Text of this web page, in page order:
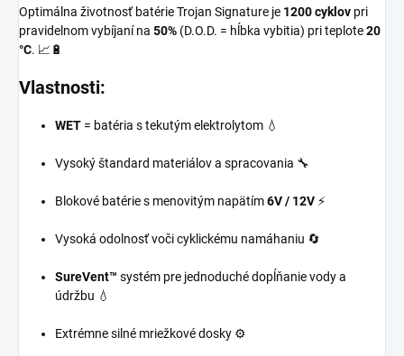
Optimálna životnosť batérie Trojan Signature je 1200 cyklov pri
pravidelnom vybíjaní na 50% (D.O.D. = hĺbka vybitia) pri teplote20
°C. 📈🔋
Vlastnosti:
WET = batéria s tekutým elektrolytom 💧
Vysoký štandard materiálov a spracovania 🔧
Blokové batérie s menovitým napätím6V / 12V ⚡
Vysoká odolnosť voči cyklickému namáhaniu 🔄
SureVent™ systém pre jednoduché dopĺňanie vody a
údržbu 💧
Extrémne silné mriežkové dosky ⚙️